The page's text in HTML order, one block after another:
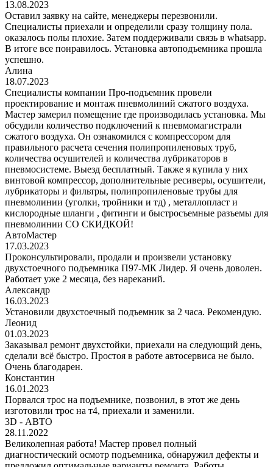
13.08.2023
Оставил заявку на сайте, менеджеры перезвонили.
Специалисты приехали и определили сразу толщину пола.
оказалось полы плохие. Затем поддерживали связь в whatsapp.
В итоге все понравилось. Установка автоподъемника прошла
успешно.
Алина
18.07.2023
Специалисты компании Про-подъемник провели
проектирование и монтаж пневмолиний сжатого воздуха.
Мастер замерил помещение где производилась установка. Мы
обсудили количество подключений к пневмомагистрали
сжатого воздуха. Он ознакомился с компрессором для
правильного расчета сечения полипропиленовых труб,
количества осушителей и количества лубрикаторов в
пневмосистеме. Выезд бесплатный. Также я купила у них
винтовой компрессор, дополнительные ресиверы, осушители,
лубрикаторы и фильтры, полипропиленовые трубы для
пневмолинии (уголки, тройники и тд) , металлопласт и
кислородные шланги , фитинги и быстросъемные разъемы для
пневмолинии СО СКИДКОЙ!
АвтоМастер
17.03.2023
Проконсультировали, продали и произвели установку
двухстоечного подъемника П97-МК Лидер. Я очень доволен.
Работает уже 2 месяца, без нареканий.
Александр
16.03.2023
Установили двухстоечный подъемник за 2 часа. Рекомендую.
Леонид
01.03.2023
Заказывал ремонт двухстойки, приехали на следующий день,
сделали всё быстро. Простоя в работе автосервиса не было.
Очень благодарен.
Константин
16.01.2023
Порвался трос на подъемнике, позвонил, в этот же день
изготовили трос на т4, приехали и заменили.
3D - АВТО
28.11.2022
Великолепная работа! Мастер провел полный
диагностический осмотр подъемника, обнаружил дефекты и